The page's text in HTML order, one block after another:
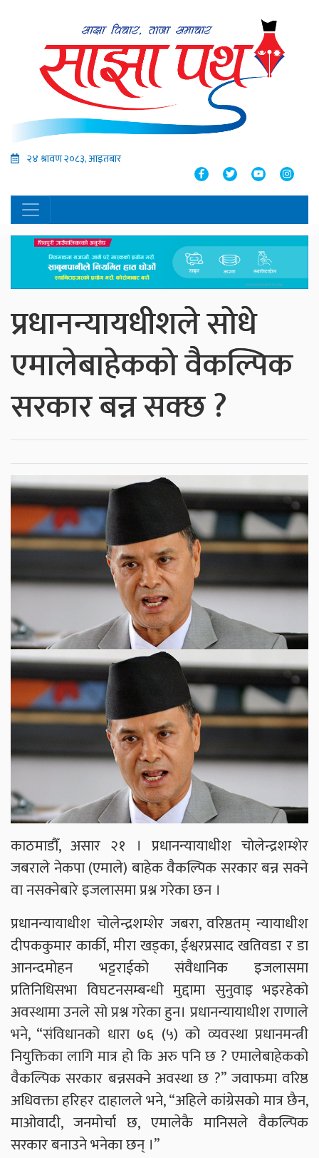
२४ श्रावण २०८३, आइतबार
प्रधानन्यायधीशले सोधे
एमालेबाहेकको वैकल्पिक
सरकार बन्न सक्छ ?
काठमाडौँ, असार २१ । प्रधानन्यायाधीश चोलेन्द्रशम्शेर
जबराले नेकपा (एमाले) बाहेक वैकल्पिक सरकार बन्न सक्ने
वा नसक्नेबारे इजलासमा प्रश्न गरेका छन ।
प्रधानन्यायाधीश चोलेन्द्रशम्शेर जबरा, वरिष्ठतम् न्यायाधीश
दीपककुमार कार्की, मीरा खड्का, ईश्वरप्रसाद खतिवडा र डा
आनन्दमोहन भट्टराईको संवैधानिक इजलासमा
प्रतिनिधिसभा विघटनसम्बन्धी मुद्दामा सुनुवाइ भइरहेको
अवस्थामा उनले सो प्रश्न गरेका हुन। प्रधानन्यायाधीश राणाले
भने, “संविधानको धारा ७६ (५) को व्यवस्था प्रधानमन्त्री
नियुक्तिका लागि मात्र हो कि अरु पनि छ ? एमालेबाहेकको
वैकल्पिक सरकार बन्नसक्ने अवस्था छ ?” जवाफमा वरिष्ठ
अधिवक्ता हरिहर दाहालले भने, “अहिले कांग्रेसको मात्र छैन,
माओवादी, जनमोर्चा छ, एमालेकै मानिसले वैकल्पिक
सरकार बनाउने भनेका छन् ।”